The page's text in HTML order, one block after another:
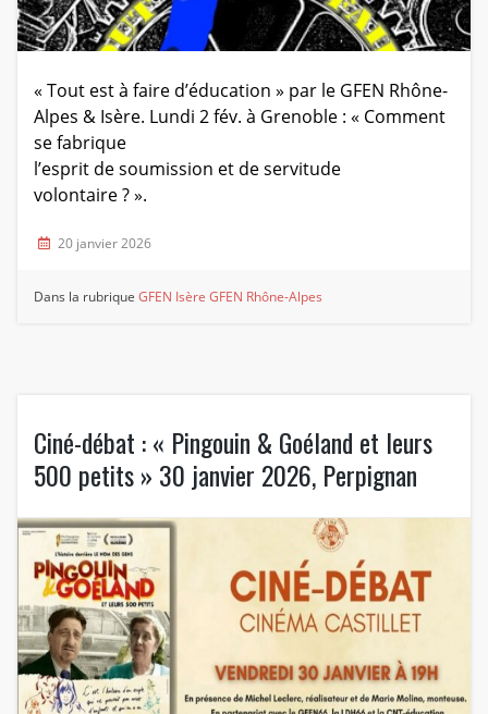
« Tout est à faire d’éducation » par le GFEN Rhône-
Alpes & Isère. Lundi 2 fév. à Grenoble : « Comment
se fabrique
l’esprit de soumission et de servitude
volontaire ? ».
20 janvier 2026
Dans la rubriqueGFEN Isère GFEN Rhône-Alpes
Ciné-débat : « Pingouin & Goéland et leurs
500 petits » 30 janvier 2026, Perpignan